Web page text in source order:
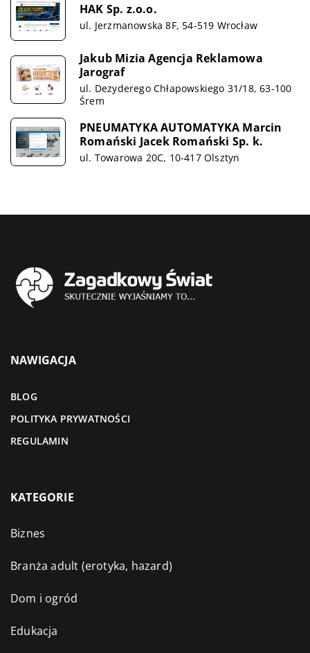
HAK Sp. z.o.o.
ul. Jerzmanowska 8F, 54-519 Wrocław
Jakub Mizia Agencja Reklamowa
Jarograf
ul. Dezyderego Chłapowskiego 31/18, 63-100
Śrem
PNEUMATYKA AUTOMATYKA Marcin
Romański Jacek Romański Sp. k.
ul. Towarowa 20C, 10-417 Olsztyn
NAWIGACJA
BLOG
POLITYKA PRYWATNOŚCI
REGULAMIN
KATEGORIE
Biznes
Branża adult (erotyka, hazard)
Dom i ogród
Edukacja